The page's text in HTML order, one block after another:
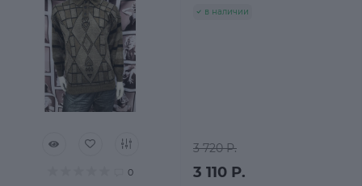
0
в наличии
3 720 Р.
3 110 Р.